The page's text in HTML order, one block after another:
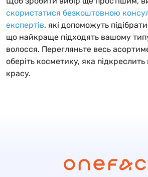
скористатися безкоштовною
експертів, які допоможуть
що найкраще підходять вашому
волосся. Перегляньте весь
оберіть косметику, яка
красу.